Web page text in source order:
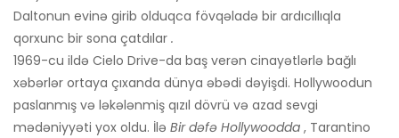
Daltonun evinə girib olduqca fövqəladə bir ardıcıllıqla
qorxunc bir sona çatdılar .
1969-cu ildə Cielo Drive-da baş verən cinayətlərlə bağlı
xəbərlər ortaya çıxanda dünya əbədi dəyişdi. Hollywoodun
paslanmış və ləkələnmiş qızıl dövrü və azad sevgi
mədəniyyəti yox oldu. İlə Bir dəfə Hollywoodda , Tarantino